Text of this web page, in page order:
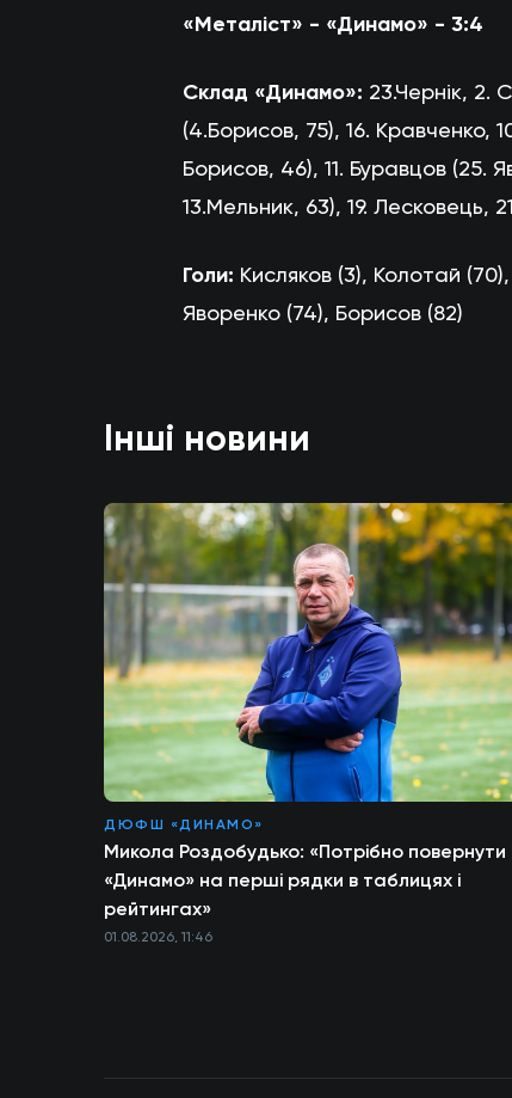
«Металіст» - «Динамо» - 3:4
Склад «Динамо»: 23.Чернік, 2.
(4.Борисов, 75), 16. Кравченко,
Борисов, 46), 11. Буравцов (25.
13.Мельник, 63), 19. Лесковець,
Голи: Кисляков (3), Колотай
Яворенко (74), Борисов (82)
Інші новини
ДЮФШ «ДИНАМО»
Микола Роздобудько: «Потрібно повернути
«Динамо» на перші рядки в таблицях і
рейтингах»
01.08.2026, 11:46